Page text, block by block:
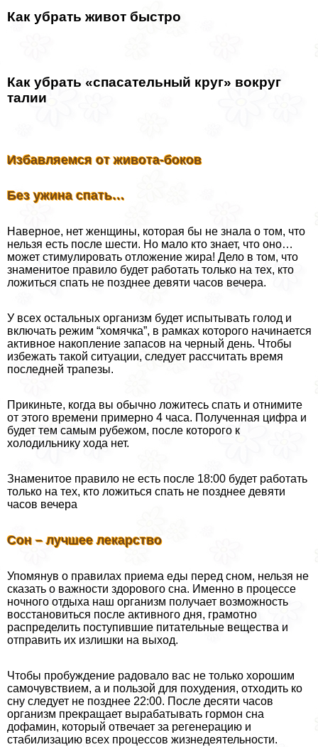
Как убрать живот быстро
Как убрать «спасательный круг» вокруг
талии
Избавляемся от живoтa-бoкoв
Без ужина спать…
Наверное, нет женщины, которая бы не знала о том, что
нельзя есть после шести. Но мало кто знает, что оно…
может стимулировать отложение жира! Дело в том, что
знаменитое правило будет работать только на тех, кто
ложиться спать не позднее девяти часов вечера.
У всех остальных организм будет испытывать голод и
включать режим “хомячка”, в рамках которого начинается
активное накопление запасов на черный день. Чтобы
избежать такой ситуации, следует рассчитать время
последней трапезы.
Прикиньте, когда вы обычно ложитесь спать и отнимите
от этого времени примерно 4 часа. Полученная цифра и
будет тем самым рубежом, после которого к
холодильнику хода нет.
Знаменитое правило не есть после 18:00 будет работать
только на тех, кто ложиться спать не позднее девяти
часов вечера
Сон – лучшее лекарство
Упомянув о правилах приема еды перед сном, нельзя не
сказать о важности здорового сна. Именно в процессе
ночного отдыха наш организм получает возможность
восстановиться после активного дня, грамотно
распределить поступившие питательные вещества и
отправить их излишки на выход.
Чтобы пробуждение радовало вас не только хорошим
самочувствием, а и пользой для похудения, отходить ко
сну следует не позднее 22:00. После десяти часов
организм прекращает выpaбатывать гормон сна
дофамин, который отвечает за регенерацию и
стабилизацию всех процессов жизнедеятельности.